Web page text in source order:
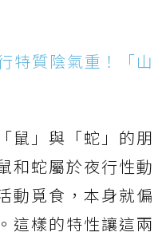
特質陰氣重！「山
鼠」與「蛇」的朋
和蛇屬於夜行性動
動覓食，本身就偏
這樣的特性讓這兩